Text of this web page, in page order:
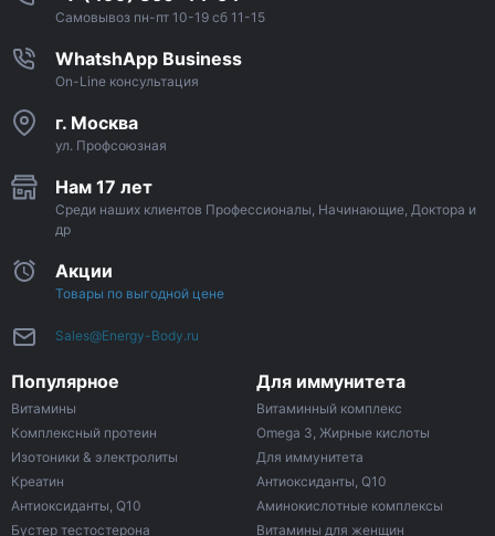
Самовывоз пн-пт 10-19 сб 11-15
WhatshApp Business
On-Line консультация
г. Москва
ул. Профсоюзная
Нам 17 лет
Среди наших клиентов Профессионалы, Начинающие, Доктора и
др
Акции
Товары по выгодной цене
Sales@Energy-Body.ru
Популярное
Витамины
Комплексный протеин
Изотоники & электролиты
Креатин
Антиоксиданты, Q10
Бустер тестостерона
Для иммунитета
Витаминный комплекс
Omega 3, Жирные кислоты
Для иммунитета
Антиоксиданты, Q10
Аминокислотные комплексы
Витамины для женщин